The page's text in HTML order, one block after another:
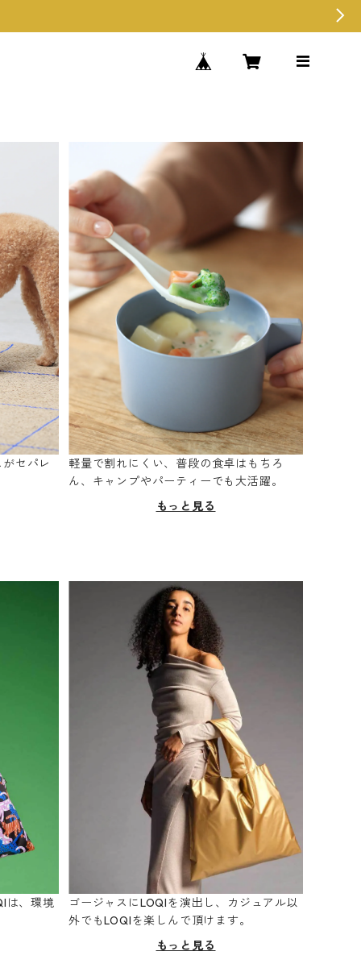
セパレ
軽量で割れにくい、普段の食卓はもちろ
ん、キャンプやパーティーでも大活躍。
もっと見る
は、環境
ゴージャスにLOQIを演出し、カジュアル以
外でもLOQIを楽しんで頂けます。
もっと見る